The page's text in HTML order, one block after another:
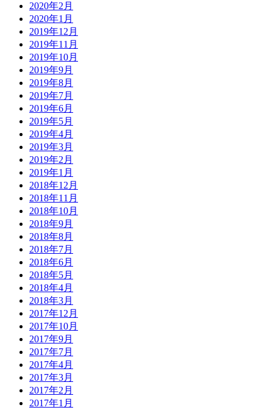
2020年2月
2020年1月
2019年12月
2019年11月
2019年10月
2019年9月
2019年8月
2019年7月
2019年6月
2019年5月
2019年4月
2019年3月
2019年2月
2019年1月
2018年12月
2018年11月
2018年10月
2018年9月
2018年8月
2018年7月
2018年6月
2018年5月
2018年4月
2018年3月
2017年12月
2017年10月
2017年9月
2017年7月
2017年4月
2017年3月
2017年2月
2017年1月